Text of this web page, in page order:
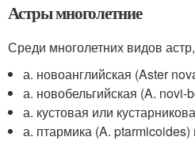
Астры многолетние
Среди многолетних видов
а. новоанглийская (Aster
а. новобельгийская (A. novi-
а. кустовая или
а. птармика (A. ptarmicoides)